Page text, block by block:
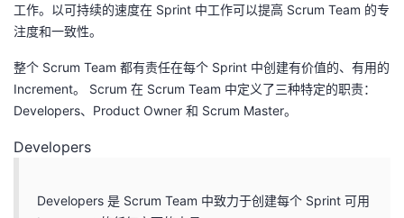
工作。以可持续的速度在 Sprint 中工作可以提高 Scrum Team 的专
注度和一致性。
整个 Scrum Team 都有责任在每个 Sprint 中创建有价值的、有用的
Increment。 Scrum 在 Scrum Team 中定义了三种特定的职责：
Developers、Product Owner 和 Scrum Master。
Developers
Developers 是 Scrum Team 中致力于创建每个 Sprint 可用